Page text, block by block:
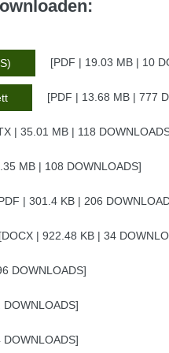
PDF | 19.03 MB | 10
PDF | 13.68 MB | 777
| 35.01 MB | 118
MB | 108 DOWNLOADS
| 301.4 KB | 206
DOCX | 922.48 KB | 34
DOWNLOADS